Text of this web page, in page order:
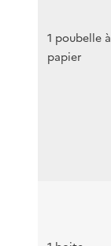
1 poubelle à
papier